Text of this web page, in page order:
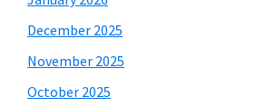
December 2025
November 2025
October 2025